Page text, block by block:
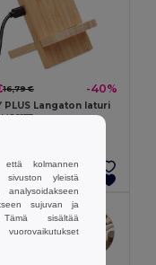
16,79 € -40%
PLUS Langaton laturi
Ostokoriin
että kolmannen
sivuston yleistä
analysoidakseen
sujuvan ja
Tämä sisältää